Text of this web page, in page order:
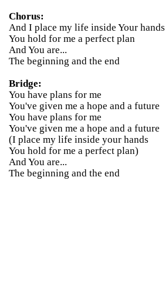
Chorus:
And I place my life inside Your hands
You hold for me a perfect plan
And You are...
The beginning and the end
Bridge:
You have plans for me
You've given me a hope and a future
You have plans for me
You've given me a hope and a future
(I place my life inside your hands
You hold for me a perfect plan)
And You are...
The beginning and the end